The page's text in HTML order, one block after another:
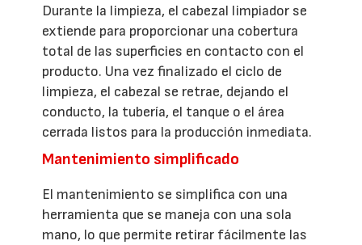
Durante la limpieza, el cabezal limpiador se
extiende para proporcionar una cobertura
total de las superficies en contacto con el
producto. Una vez finalizado el ciclo de
limpieza, el cabezal se retrae, dejando el
conducto, la tubería, el tanque o el área
cerrada listos para la producción inmediata.
Mantenimiento simplificado
El mantenimiento se simplifica con una
herramienta que se maneja con una sola
mano, lo que permite retirar fácilmente las